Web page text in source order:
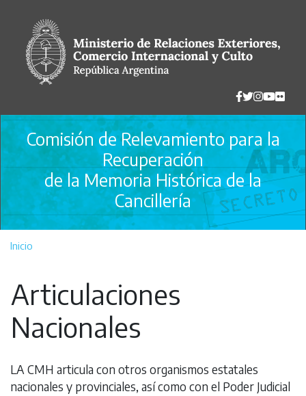
contenido
principal
Comisión de Relevamiento para la
Recuperación
de la Memoria Histórica de la
Cancillería
Inicio
Articulaciones
Nacionales
LA CMH articula con otros organismos estatales
nacionales y provinciales, así como con el Poder Judicial